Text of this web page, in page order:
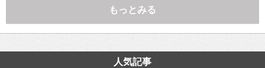
もっとみる
人気記事